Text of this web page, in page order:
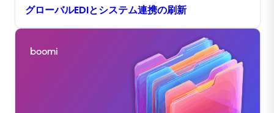
グローバルEDIとシステム連携の刷新